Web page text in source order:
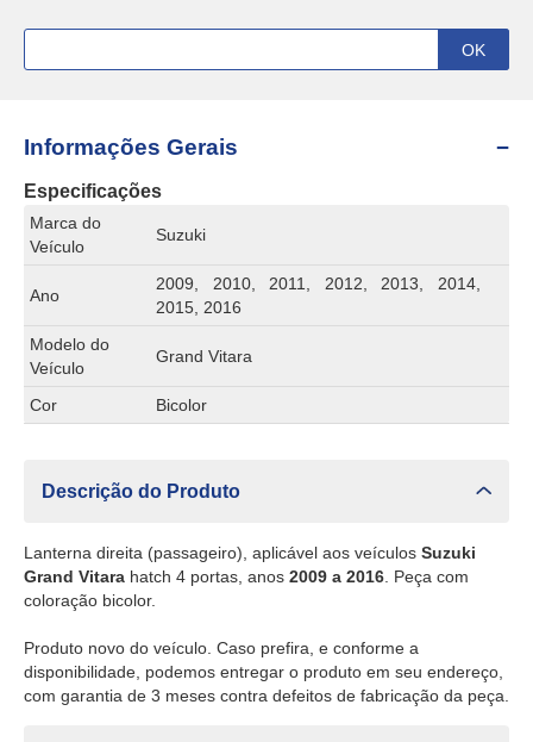
Informações Gerais
Especificações
Marca do
Veículo
Suzuki
Ano
2009, 2010, 2011, 2012, 2013, 2014,
2015, 2016
Modelo do
Veículo
Grand Vitara
Cor Bicolor
Descrição do Produto
Lanterna direita (passageiro), aplicável aos veículos Suzuki
Grand Vitara hatch 4 portas, anos 2009 a 2016 . Peça com
coloração bicolor.
Produto novo do veículo. Caso prefira, e conforme a
disponibilidade, podemos entregar o produto em seu endereço,
com garantia de 3 meses contra defeitos de fabricação da peça.